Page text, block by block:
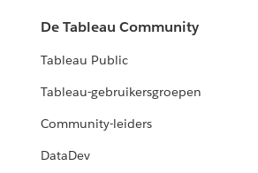
De Tableau Community
Tableau Public
Tableau-gebruikersgroepen
Community-leiders
DataDev